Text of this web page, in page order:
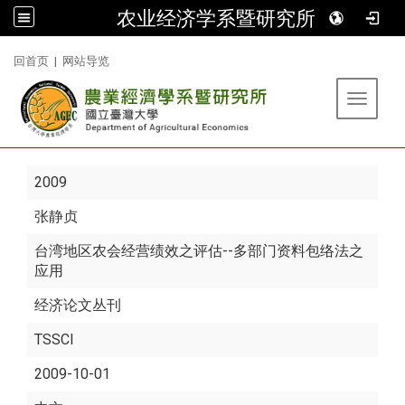
农业经济学系暨研究所
回首页 | 网站导览
Toggle
2009
张静贞
台湾地区农会经营绩效之评估--多部门资料包络法之
应用
经济论文丛刊
TSSCI
2009-10-01